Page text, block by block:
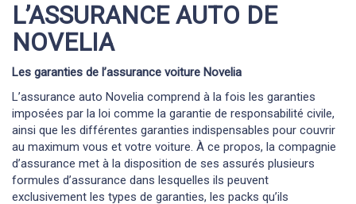
L’ASSURANCE AUTO DE
NOVELIA
Les garanties de l’assurance voiture Novelia
L’assurance auto Novelia comprend à la fois les garanties
imposées par la loi comme la garantie de responsabilité civile,
ainsi que les différentes garanties indispensables pour couvrir
au maximum vous et votre voiture. À ce propos, la compagnie
d’assurance met à la disposition de ses assurés plusieurs
formules d’assurance dans lesquelles ils peuvent
exclusivement les types de garanties, les packs qu’ils